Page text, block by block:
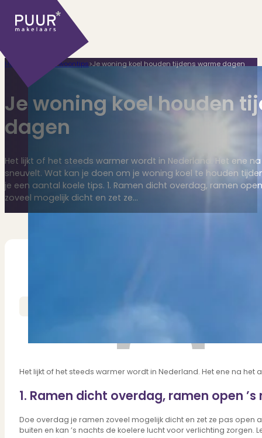
Huidige aanbod
Ontdek onze woningen..
Begeleiding naar een succesvolle verkoop
Samen vinden wij jouw droomwoning
Voldoe aan alle wettelijke eisen
Stille Verkoop
Home Handige woontips>Je woning koel houden tijdens warme dagen
Je woning koel houden
dagen
Het lijkt of het steeds warmer wordt in Nederland. Het ene
sneuvelt. Wat kan je doen om je woning koel te houden
je een aantal koele tips. 1. Ramen dicht overdag, ramen
zoveel mogelijk dicht en zet ze…
Het lijkt of het steeds warmer wordt in Nederland. Het ene na
1. Ramen dicht overdag, ramen open
Doe overdag je ramen zoveel mogelijk dicht en zet ze pas open
buiten en kan ’s nachts de koelere lucht voor verlichting